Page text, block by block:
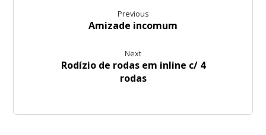
Previous
Amizade incomum
Next
Rodízio de rodas em inline c/ 4
rodas